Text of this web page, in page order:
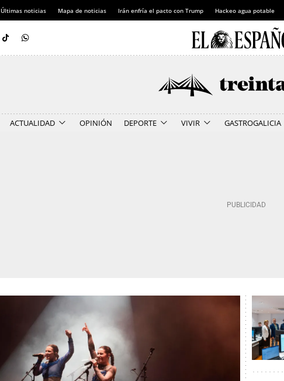
Últimas noticias Mapa de noticias Irán enfría el pacto con Trump Hackeo agua potable
ACTUALIDAD OPINIÓN DEPORTE VIVIR GASTROGALICIA